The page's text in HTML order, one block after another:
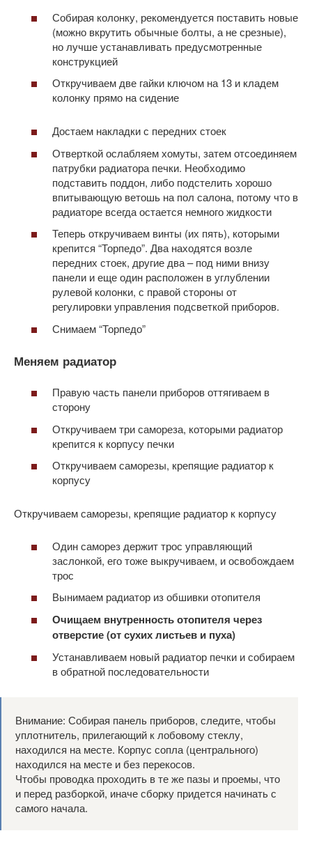
Собирая колонку, рекомендуется поставить новые
(можно вкрутить обычные болты, а не срезные),
но лучше устанавливать предусмотренные
конструкцией
Откручиваем две гайки ключом на 13 и кладем
колонку прямо на сидение
Достаем накладки с передних стоек
Отверткой ослабляем хомуты, затем отсоединяем
патрубки радиатора печки. Необходимо
подставить поддон, либо подстелить хорошо
впитывающую ветошь на пол салона, потому что в
радиаторе всегда остается немного жидкости
Теперь откручиваем винты (их пять), которыми
крепится “Торпедо”. Два находятся возле
передних стоек, другие два – под ними внизу
панели и еще один расположен в углублении
рулевой колонки, с правой стороны от
регулировки управления подсветкой приборов.
Снимаем “Торпедо”
Меняем радиатор
Правую часть панели приборов оттягиваем в
сторону
Откручиваем три самореза, которыми радиатор
крепится к корпусу печки
Откручиваем саморезы, крепящие радиатор к
корпусу
Откручиваем саморезы, крепящие радиатор к корпусу
Один саморез держит трос управляющий
заслонкой, его тоже выкручиваем, и освобождаем
трос
Вынимаем радиатор из обшивки отопителя
Очищаем внутренность отопителя через
отверстие (от сухих листьев и пуха)
Устанавливаем новый радиатор печки и собираем
в обратной последовательности
Внимание: Собирая панель приборов, следите, чтобы
уплотнитель, прилегающий к лобовому стеклу,
находился на месте. Корпус сопла (центрального)
находился на месте и без перекосов.
Чтобы проводка проходить в те же пазы и проемы, что
и перед разборкой, иначе сборку придется начинать с
самого начала.